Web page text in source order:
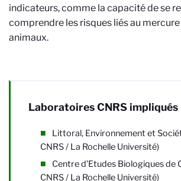
indicateurs, comme la capacité de se
comprendre les risques liés au mercure
animaux.
Laboratoires CNRS impliqués
Littoral, Environnement et
CNRS / La Rochelle Université)
Centre d’Etudes Biologiques de
CNRS / La Rochelle Université)